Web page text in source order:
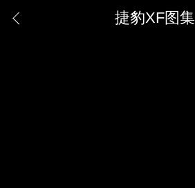
捷豹XF图集